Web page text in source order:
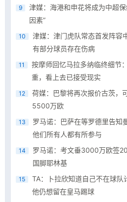
9
津媒：海港和申花将成为中超保
因素”
10
津媒：津门虎队常态首发阵容
有部分球员存在伤病
11
按摩师回忆马拉多纳临终细节
重，看上去已接受现实
12
荷媒：巴黎将再次报价古茨，
5500万欧
13
罗马诺：巴萨在等罗德里告知
他们所有人都有所参与
14
罗马诺：考文垂3000万欧签
国脚耶林基
15
TA：卜拉欣知道自己不在球队
他仍想留在皇马踢球